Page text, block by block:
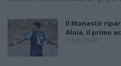
Il Monastir
Aloia, il primo
7 Ago 2026